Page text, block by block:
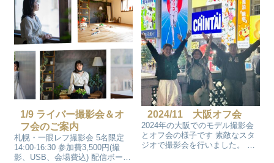
1/9 ライバー撮影会＆オ
フ会のご案内
札幌・一眼レフ撮影会 5名限定
14:00-16:30 参加費3,500円(撮
影、USB、会場費込) 配信ボーナ
2024/11 大阪オフ会
2024年の大阪でのモデル撮影会
とオフ会の様子です 素敵なスタ
ジオで撮影会を行いました。 大